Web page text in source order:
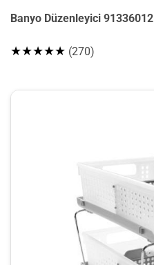
Banyo Düzenleyici 91336012
★★★★★ (270)